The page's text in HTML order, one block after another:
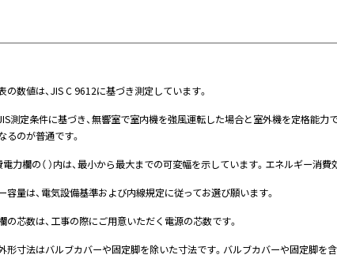
の数値は、JIS C 9612に基づき測定しています。
測定条件に基づき、無響室で室内機を強風運転した場合と室外機を定格能
るのが普通です。
電力欄の（ ）内は、最小から最大までの可変幅を示しています。エネルギー消
容量は、電気設備基準および内線規定に従ってお選び願います。
の芯数は、工事の際にご用意いただく電源の芯数です。
形寸法はバルブカバーや固定脚を除いた寸法です。バルブカバーや固定脚を